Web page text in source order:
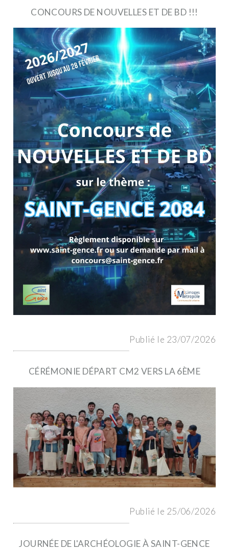
CONCOURS DE NOUVELLES ET DE BD !!!
Publié le 23/07/2026
CÉRÉMONIE DÉPART CM2 VERS LA 6ÈME
Publié le 25/06/2026
JOURNÉE DE L'ARCHÉOLOGIE À SAINT-GENCE